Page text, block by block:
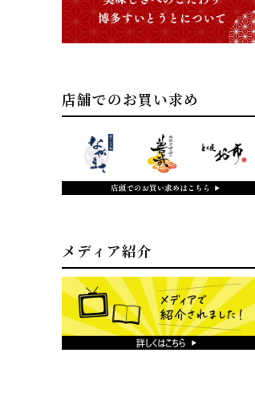
店舗でのお買い求め
メディア紹介